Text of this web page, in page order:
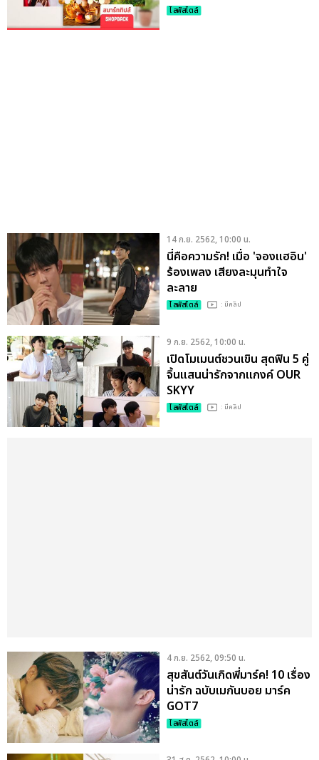
ไลฟ์สไตล์
14 ก.ย. 2562, 10:00 น.
นี่คือความรัก! เมื่อ 'จองแฮอิน'
ร้องเพลง เสียงละมุนทำใจ
ละลาย
ไลฟ์สไตล์ : มีคลิป
9 ก.ย. 2562, 10:00 น.
เปิดโมเมนต์ชวนเขิน สุดฟิน 5 คู่
จิ้นแสนน่ารักจากแกงค์ OUR
SKYY
ไลฟ์สไตล์ : มีคลิป
4 ก.ย. 2562, 09:50 น.
สุขสันต์วันเกิดพี่มาร์ค! 10 เรื่อง
น่ารัก ฉบับเมกันบอย มาร์ค
GOT7
ไลฟ์สไตล์